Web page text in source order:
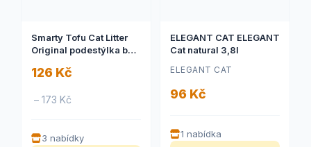
Smarty Tofu Cat Litter
Original podestýlka bez
126 Kč
– 173 Kč
3 nabídky
ELEGANT CAT ELEGANT
Cat natural 3,8l
ELEGANT CAT
96 Kč
1 nabídka